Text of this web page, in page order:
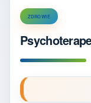
ZDROWIE